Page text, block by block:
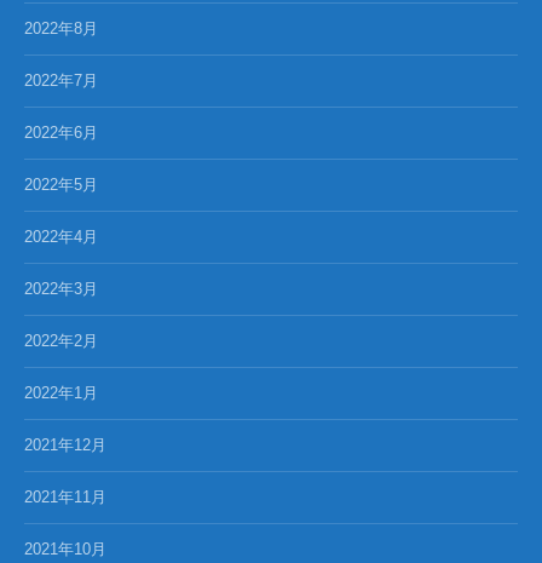
2022年8月
2022年7月
2022年6月
2022年5月
2022年4月
2022年3月
2022年2月
2022年1月
2021年12月
2021年11月
2021年10月